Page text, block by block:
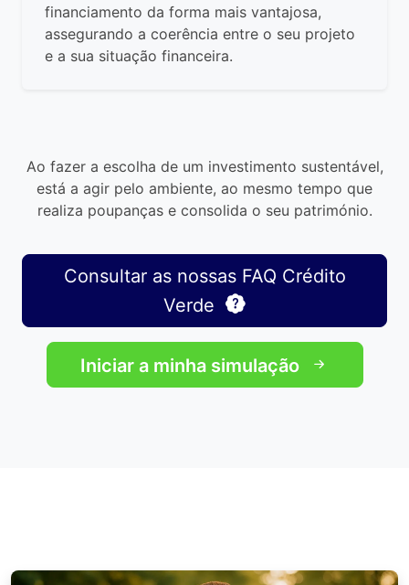
financiamento da forma mais vantajosa,
assegurando a coerência entre o seu projeto
e a sua situação financeira.
Ao fazer a escolha de um investimento sustentável,
está a agir pelo ambiente, ao mesmo tempo que
realiza poupanças e consolida o seu património.
Consultar as nossas FAQ Crédito
Verde
Iniciar a minha simulação